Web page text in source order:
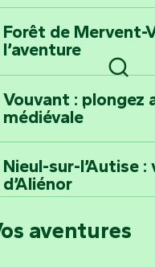
Forêt de Mervent-
l’aventure
Vouvant : plongez
médiévale
Nieul-sur-l’Autise
d’Aliénor
Foussais-Payré :
aventures
famille
?